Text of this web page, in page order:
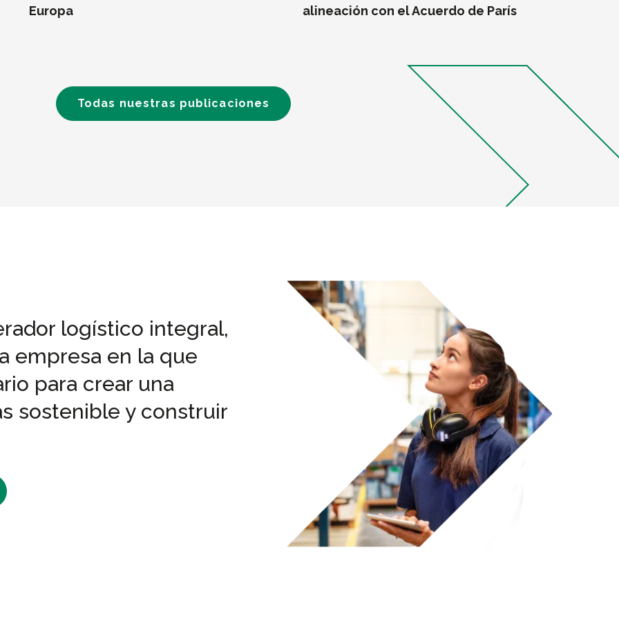
Europa
alineación con el Acuerdo de París
Todas nuestras publicaciones
logístico integral,
empresa en la que
para crear una
sostenible y construir